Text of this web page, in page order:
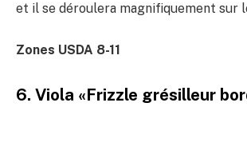
et il se déroulera magnifiquement sur
Zones USDA 8-11
6. Viola «Frizzle grésilleur